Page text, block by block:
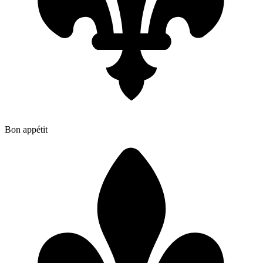
Bon appétit